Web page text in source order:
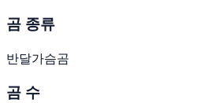
곰 종류
반달가슴곰
곰 수